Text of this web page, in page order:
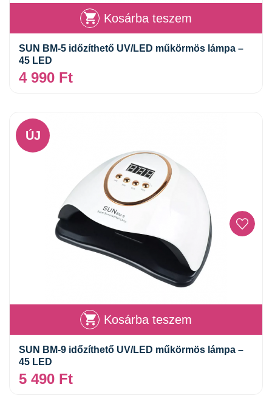
Kosárba teszem
SUN BM-5 időzíthető UV/LED műkörmös lámpa –
45 LED
4 990 Ft
ÚJ
Kosárba teszem
SUN BM-9 időzíthető UV/LED műkörmös lámpa –
45 LED
5 490 Ft